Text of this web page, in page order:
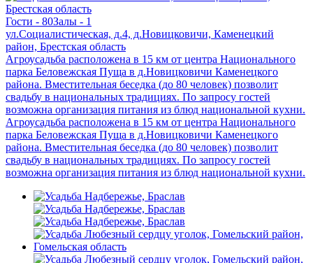
Гости - 80Залы - 1
ул.Социалистическая, д.4, д.Новицковичи, Каменецкий
район, Брестская область
Агроусадьба расположена в 15 км от центра Национального
парка Беловежская Пуща в д.Новицковичи Каменецкого
района. Вместительная беседка (до 80 человек) позволит
свадьбу в национальных традициях. По запросу гостей
возможна организация питания из блюд национальной кухни.
Агроусадьба расположена в 15 км от центра Национального
парка Беловежская Пуща в д.Новицковичи Каменецкого
района. Вместительная беседка (до 80 человек) позволит
свадьбу в национальных традициях. По запросу гостей
возможна организация питания из блюд национальной кухни.